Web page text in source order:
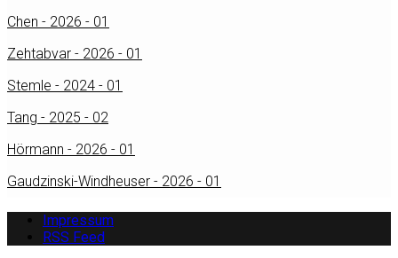
Chen - 2026 - 01
Zehtabvar - 2026 - 01
Stemle - 2024 - 01
Tang - 2025 - 02
Hörmann - 2026 - 01
Gaudzinski-Windheuser - 2026 - 01
Impressum
RSS Feed